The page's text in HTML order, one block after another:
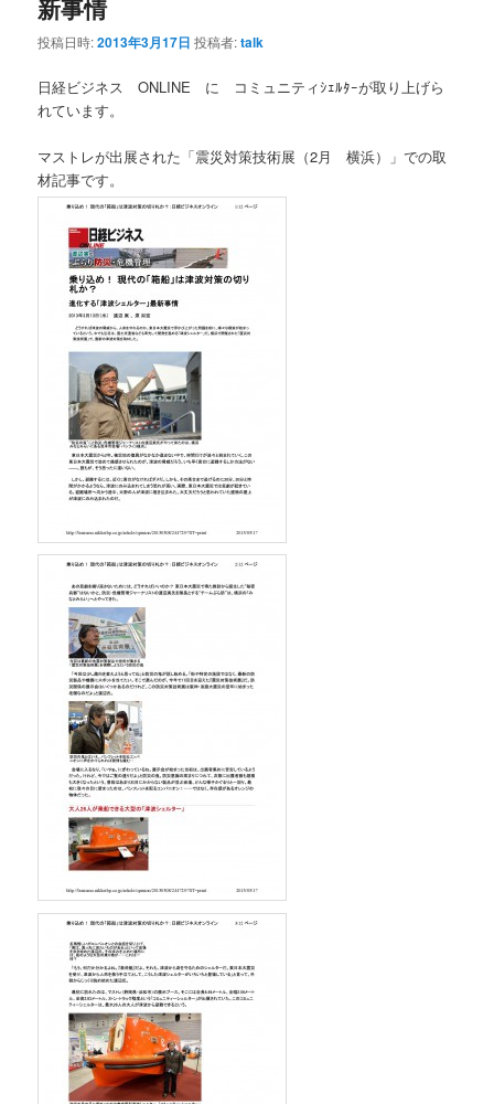
新事情
投稿日時:2013年3月17日 投稿者:talk
日経ビジネス ONLINE に コミュニティｼｪﾙﾀｰが取り上げら
れています。
マストレが出展された「震災対策技術展（2月 横浜）」での取
材記事です。